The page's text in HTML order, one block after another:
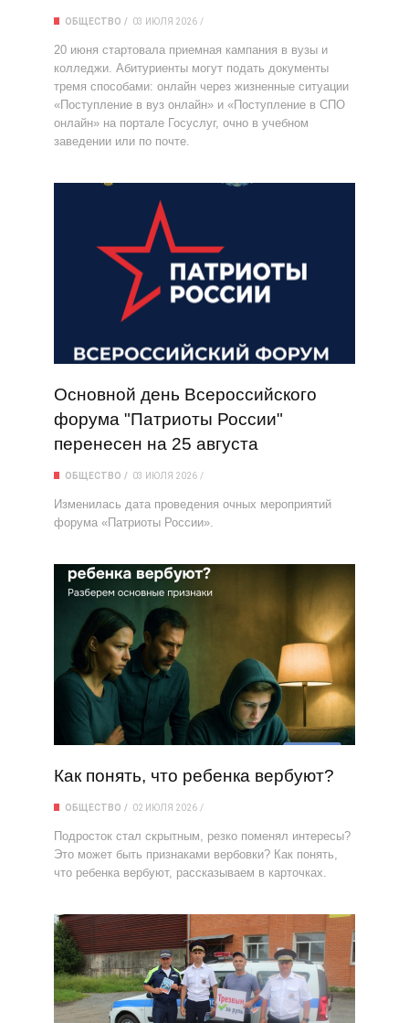
ОБЩЕСТВО 03 ИЮЛЯ 2026
20 июня стартовала приемная кампания в вузы и
колледжи. Абитуриенты могут подать документы
тремя способами: онлайн через жизненные ситуации
«Поступление в вуз онлайн» и «Поступление в СПО
онлайн» на портале Госуслуг, очно в учебном
заведении или по почте.
Основной день Всероссийского
форума "Патриоты России"
перенесен на 25 августа
ОБЩЕСТВО 03 ИЮЛЯ 2026
Изменилась дата проведения очных мероприятий
форума «Патриоты России».
Как понять, что ребенка вербуют?
ОБЩЕСТВО 02 ИЮЛЯ 2026
Подросток стал скрытным, резко поменял интересы?
Это может быть признаками вербовки? Как понять,
что ребенка вербуют, рассказываем в карточках.